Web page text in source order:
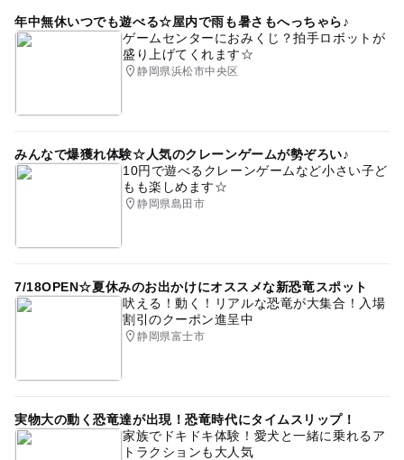
年中無休いつでも遊べる☆屋内で雨も暑さもへっちゃら♪
ゲームセンターにおみくじ？拍手ロボットが
盛り上げてくれます☆
静岡県浜松市中央区
みんなで爆獲れ体験☆人気のクレーンゲームが勢ぞろい♪
10円で遊べるクレーンゲームなど小さい子ど
もも楽しめます☆
静岡県島田市
7/18OPEN☆夏休みのお出かけにオススメな新恐竜スポット
吠える！動く！リアルな恐竜が大集合！入場
割引のクーポン進呈中
静岡県富士市
実物大の動く恐竜達が出現！恐竜時代にタイムスリップ！
家族でドキドキ体験！愛犬と一緒に乗れるア
トラクションも大人気